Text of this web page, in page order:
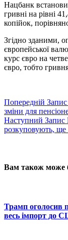
Нацбанк
гривні на рівні
копійок,
Згідно зданими,
європейської
курс євро на
євро, тобто
Попередній Запис
зміни для
Наступний Запис
розкуповують, ще
Вам також може
Трамп оголосив
весь імпорт до